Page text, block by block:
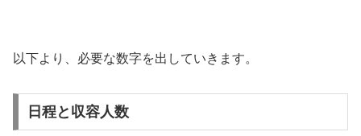
以下より、必要な数字を出していきます。
日程と収容人数